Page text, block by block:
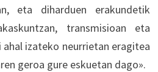
eta diharduen erakundetik
transmisioan eta
ahal izateko neurrietan eragitea
geroa gure eskuetan dago».